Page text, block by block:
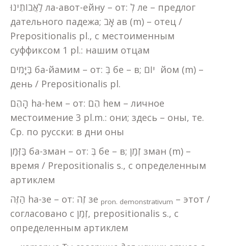
לַאֲבוֹתֵינוּ ла-авот-ейну – от: לְ ле – предлог
дательного падежа; אָב ав (m) – отец /
Prepositionalis pl., с местоименным
суффиксом 1 pl.: нашим отцам
בַּיָּמִים ба-йамим – от: בְּ бе – в; יוֹם йом (m) –
день / Prepositionalis pl.
הָהֵם hа-hем – от: הֵם hем – личное
местоимение 3 pl.m.: они; здесь – оны, те.
Ср. по русски: в дни оны
בַּזְּמַן ба-зман – от: בְּ бе – в; זְמַן зман (m) –
время / Prepositionalis s., с определенным
артиклем
הַזֶּה hа-зе – от: זֶה зе pron. demonstrativum – этот /
согласовано с זְמַן, prepositionalis s., с
определенным артиклем